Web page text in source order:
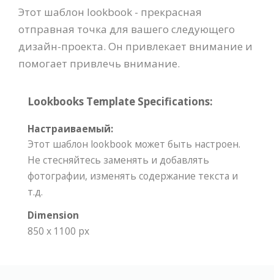
Этот шаблон lookbook - прекрасная
отправная точка для вашего следующего
дизайн-проекта. Он привлекает внимание и
помогает привлечь внимание.
Lookbooks Template Specifications:
Настраиваемый:
Этот шаблон lookbook может быть настроен.
Не стесняйтесь заменять и добавлять
фотографии, изменять содержание текста и
т.д.
Dimension
850 x 1100 px